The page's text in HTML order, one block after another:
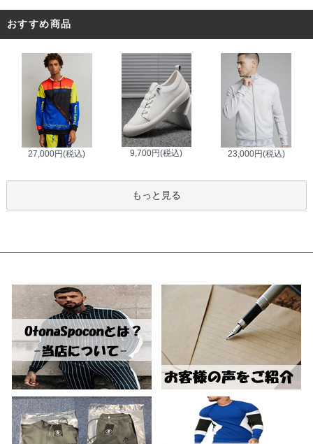
おすすめ商品
27,000円(税込) 9,700円(税込) 23,000円(税込)
もっと見る